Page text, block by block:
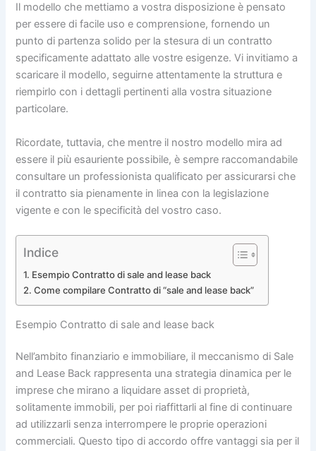
Il modello che mettiamo a vostra disposizione è pensato
per essere di facile uso e comprensione, fornendo un
punto di partenza solido per la stesura di un contratto
specificamente adattato alle vostre esigenze. Vi invitiamo a
scaricare il modello, seguirne attentamente la struttura e
riempirlo con i dettagli pertinenti alla vostra situazione
particolare.
Ricordate, tuttavia, che mentre il nostro modello mira ad
essere il più esauriente possibile, è sempre raccomandabile
consultare un professionista qualificato per assicurarsi che
il contratto sia pienamente in linea con la legislazione
vigente e con le specificità del vostro caso.
Indice
Esempio Contratto di sale and lease back
Come compilare Contratto di “sale and lease back”
Esempio Contratto di sale and lease back
Nell’ambito finanziario e immobiliare, il meccanismo di Sale
and Lease Back rappresenta una strategia dinamica per le
imprese che mirano a liquidare asset di proprietà,
solitamente immobili, per poi riaffittarli al fine di continuare
ad utilizzarli senza interrompere le proprie operazioni
commerciali. Questo tipo di accordo offre vantaggi sia per il